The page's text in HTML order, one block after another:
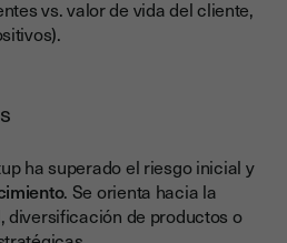
vs. valor de vida del cliente,
ha superado el riesgo inicial y
. Se orienta hacia la
diversificación de productos o